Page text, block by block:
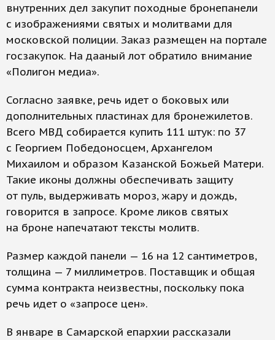
внутренних дел закупит походные бронепанели
с изображениями святых и молитвами для
московской полиции. Заказ размещен на портале
госзакупок. На дааный лот обратило внимание
«Полигон медиа».
Согласно заявке, речь идет о боковых или
дополнительных пластинах для бронежилетов.
Всего МВД собирается купить 111 штук: по 37
с Георгием Победоносцем, Архангелом
Михаилом и образом Казанской Божьей Матери.
Такие иконы должны обеспечивать защиту
от пуль, выдерживать мороз, жару и дождь,
говорится в запросе. Кроме ликов святых
на броне напечатают тексты молитв.
Размер каждой панели — 16 на 12 сантиметров,
толщина — 7 миллиметров. Поставщик и общая
сумма контракта неизвестны, поскольку пока
речь идет о «запросе цен».
В январе в Самарской епархии рассказали